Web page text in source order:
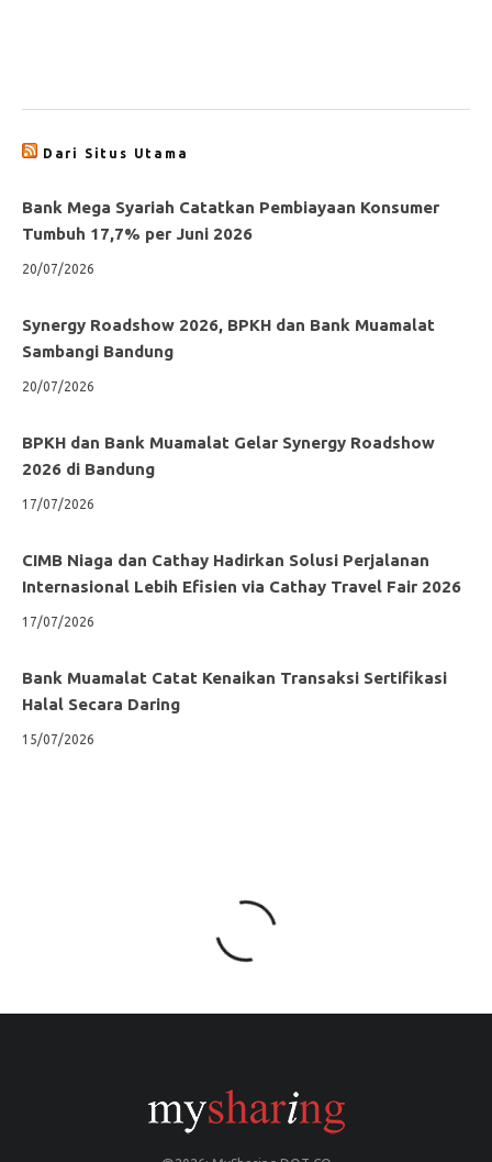
Dari Situs Utama
Bank Mega Syariah Catatkan Pembiayaan Konsumer
Tumbuh 17,7% per Juni 2026
20/07/2026
Synergy Roadshow 2026, BPKH dan Bank Muamalat
Sambangi Bandung
20/07/2026
BPKH dan Bank Muamalat Gelar Synergy Roadshow
2026 di Bandung
17/07/2026
CIMB Niaga dan Cathay Hadirkan Solusi Perjalanan
Internasional Lebih Efisien via Cathay Travel Fair 2026
17/07/2026
Bank Muamalat Catat Kenaikan Transaksi Sertifikasi
Halal Secara Daring
15/07/2026